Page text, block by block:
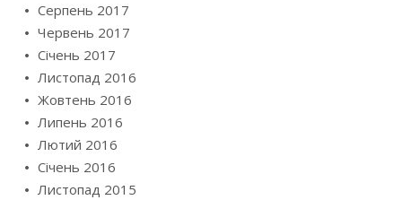
Серпень 2017
Червень 2017
Січень 2017
Листопад 2016
Жовтень 2016
Липень 2016
Лютий 2016
Січень 2016
Листопад 2015